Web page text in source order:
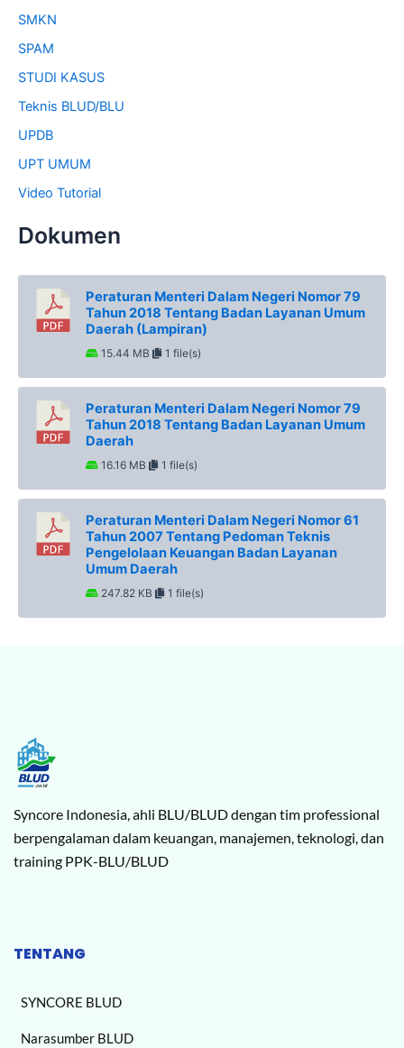
SMKN
SPAM
STUDI KASUS
Teknis BLUD/BLU
UPDB
UPT UMUM
Video Tutorial
Dokumen
Peraturan Menteri Dalam Negeri Nomor 79
Tahun 2018 Tentang Badan Layanan Umum
Daerah (Lampiran)
15.44 MB 1 file(s)
Peraturan Menteri Dalam Negeri Nomor 79
Tahun 2018 Tentang Badan Layanan Umum
Daerah
16.16 MB 1 file(s)
Peraturan Menteri Dalam Negeri Nomor 61
Tahun 2007 Tentang Pedoman Teknis
Pengelolaan Keuangan Badan Layanan
Umum Daerah
247.82 KB 1 file(s)
Syncore Indonesia, ahli BLU/BLUD dengan tim professional
berpengalaman dalam keuangan, manajemen, teknologi, dan
training PPK-BLU/BLUD
TENTANG
SYNCORE BLUD
Narasumber BLUD